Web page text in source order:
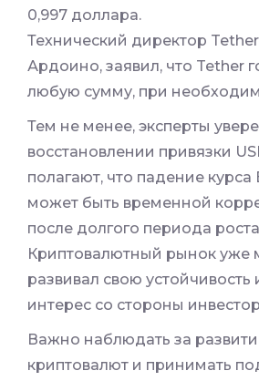
0,997 доллара.
Технический директор
Ардоино, заявил, что Tether
любую сумму, при
Тем не менее, эксперты
восстановлении привязки
полагают, что падение курса
может быть временной
после долгого периода
Криптовалютный рынок уже
развивал свою устойчивость
интерес со стороны
Важно наблюдать за
криптовалют и принимать